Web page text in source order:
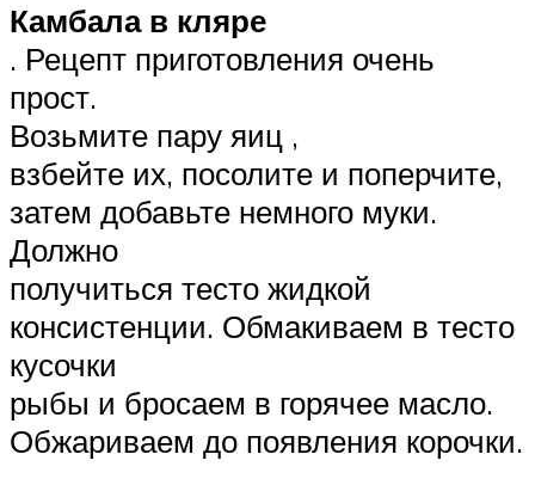
Камбала в кляре
. Рецепт приготовления очень
прост.
Возьмите пару яиц ,
взбейте их, посолите и поперчите,
затем добавьте немного муки.
Должно
получиться тесто жидкой
консистенции. Обмакиваем в тесто
кусочки
рыбы и бросаем в горячее масло.
Обжариваем до появления корочки.